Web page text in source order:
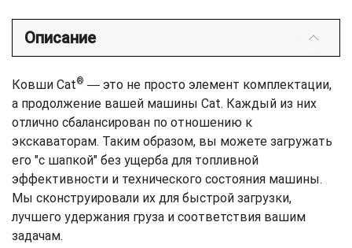
Описание
Ковши Cat® ― это не просто элемент комплектации,
а продолжение вашей машины Cat. Каждый из них
отлично сбалансирован по отношению к
экскаваторам. Таким образом, вы можете загружать
его "с шапкой" без ущерба для топливной
эффективности и технического состояния машины.
Мы сконструировали их для быстрой загрузки,
лучшего удержания груза и соответствия вашим
задачам.